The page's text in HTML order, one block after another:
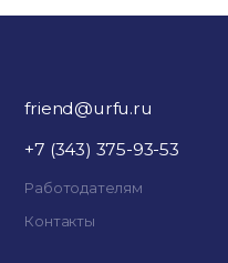
friend@urfu.ru
+7 (343) 375-93-53
Работодателям
Контакты